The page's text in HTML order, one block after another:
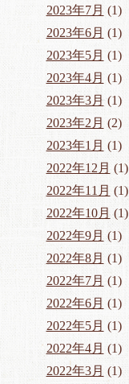
2023年7月 (1)
2023年6月 (1)
2023年5月 (1)
2023年4月 (1)
2023年3月(1)
2023年2月 (2)
2023年1月 (1)
2022年12月 (1)
2022年11月 (1)
2022年10月 (1)
2022年9月(1)
2022年8月 (1)
2022年7月 (1)
2022年6月 (1)
2022年5月 (1)
2022年4月 (1)
2022年3月 (1)